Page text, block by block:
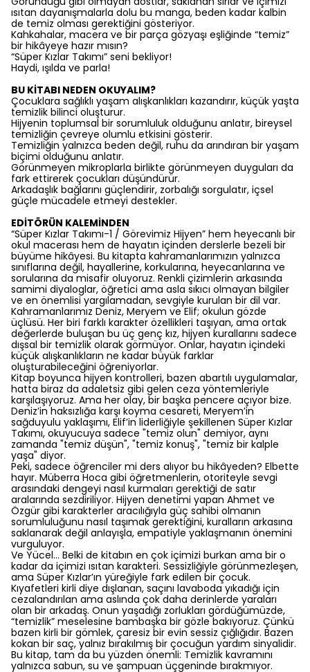
ısıtan dayanışmalarla dolu bu manga, beden kadar kalbin
de temiz olması gerektiğini gösteriyor.
Kahkahalar, macera ve bir parça gözyaşı eşliğinde “temiz”
bir hikâyeye hazır mısın?
“Süper Kızlar Takımı” seni bekliyor!
Haydi, ışılda ve parla!
BU KİTABI NEDEN OKUYALIM?
Çocuklara sağlıklı yaşam alışkanlıkları kazandırır, küçük yaşta
temizlik bilinci oluşturur.
Hijyenin toplumsal bir sorumluluk olduğunu anlatır, bireysel
temizliğin çevreye olumlu etkisini gösterir.
Temizliğin yalnızca beden değil, ruhu da arındıran bir yaşam
biçimi olduğunu anlatır.
Görünmeyen mikroplarla birlikte görünmeyen duyguları da
fark ettirerek çocukları düşündürür.
Arkadaşlık bağlarını güçlendirir, zorbalığı sorgulatır, içsel
güçle mücadele etmeyi destekler.
EDİTÖRÜN KALEMİNDEN
“Süper Kızlar Takımı-1 / Görevimiz Hijyen” hem heyecanlı bir
okul macerası hem de hayatın içinden derslerle bezeli bir
büyüme hikâyesi. Bu kitapta kahramanlarımızın yalnızca
sınıflarına değil, hayallerine, korkularına, heyecanlarına ve
sorularına da misafir oluyoruz. Renkli çizimlerin arkasında
samimi diyaloglar, öğretici ama asla sıkıcı olmayan bilgiler
ve en önemlisi yargılamadan, sevgiyle kurulan bir dil var.
Kahramanlarımız Deniz, Meryem ve Elif; okulun gözde
üçlüsü. Her biri farklı karakter özellikleri taşıyan, ama ortak
değerlerde buluşan bu üç genç kız, hijyen kurallarını sadece
dışsal bir temizlik olarak görmüyor. Onlar, hayatın içindeki
küçük alışkanlıkların ne kadar büyük farklar
oluşturabileceğini öğreniyorlar.
Kitap boyunca hijyen kontrolleri, bazen abartılı uygulamalar,
hatta biraz da adaletsiz gibi gelen ceza yöntemleriyle
karşılaşıyoruz. Ama her olay, bir başka pencere açıyor bize.
Deniz’in haksızlığa karşı koyma cesareti, Meryem’in
sağduyulu yaklaşımı, Elif’in liderliğiyle şekillenen Süper Kızlar
Takımı, okuyucuya sadece "temiz olun" demiyor, aynı
zamanda "temiz düşün", "temiz konuş", "temiz bir kalple
yaşa" diyor.
Peki, sadece öğrenciler mi ders alıyor bu hikâyeden? Elbette
hayır. Müberra Hoca gibi öğretmenlerin, otoriteyle sevgi
arasındaki dengeyi nasıl kurmaları gerektiği de satır
aralarında sezdiriliyor. Hijyen denetimi yapan Ahmet ve
Özgür gibi karakterler aracılığıyla güç sahibi olmanın
sorumluluğunu nasıl taşımak gerektiğini, kuralların arkasına
saklanarak değil anlayışla, empatiyle yaklaşmanın önemini
vurguluyor.
Ve Yücel… Belki de kitabın en çok içimizi burkan ama bir o
kadar da içimizi ısıtan karakteri. Sessizliğiyle görünmezleşen,
ama Süper Kızlar’ın yüreğiyle fark edilen bir çocuk.
Kıyafetleri kirli diye dışlanan, saçını lavaboda yıkadığı için
cezalandırılan ama aslında çok daha derinlerde yaraları
olan bir arkadaş. Onun yaşadığı zorlukları gördüğümüzde,
“temizlik” meselesine bambaşka bir gözle bakıyoruz. Çünkü
bazen kirli bir gömlek, çaresiz bir evin sessiz çığlığıdır. Bazen
kokan bir saç, yalnız bırakılmış bir çocuğun yardım sinyalidir.
Bu kitap, tam da bu yüzden önemli: Temizlik kavramını
yalnızca sabun, su ve şampuan üçgeninde bırakmıyor.